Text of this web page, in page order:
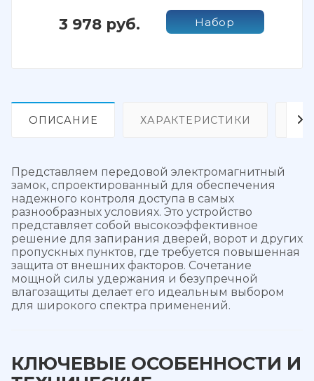
3 978 руб. Набор
ОПИСАНИЕ ХАРАКТЕРИСТИКИ
Представляем передовой электромагнитный
замок, спроектированный для обеспечения
надежного контроля доступа в самых
разнообразных условиях. Это устройство
представляет собой высокоэффективное
решение для запирания дверей, ворот и других
пропускных пунктов, где требуется повышенная
защита от внешних факторов. Сочетание
мощной силы удержания и безупречной
влагозащиты делает его идеальным выбором
для широкого спектра применений.
КЛЮЧЕВЫЕ ОСОБЕННОСТИ И